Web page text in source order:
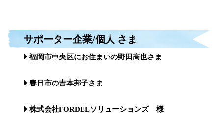
サポーター企業/個人 さま
福岡市中央区にお住まいの野田高也さま
春日市の吉本邦子さま
株式会社FORDELソリューションズ 様